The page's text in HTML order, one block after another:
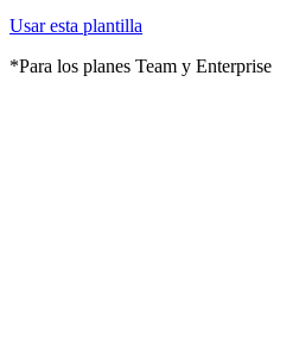
Usar esta plantilla
*Para los planes Team y Enterprise